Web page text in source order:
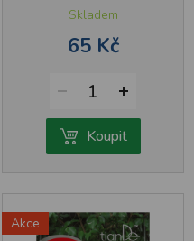
Skladem
65 Kč
1
Koupit
Akce